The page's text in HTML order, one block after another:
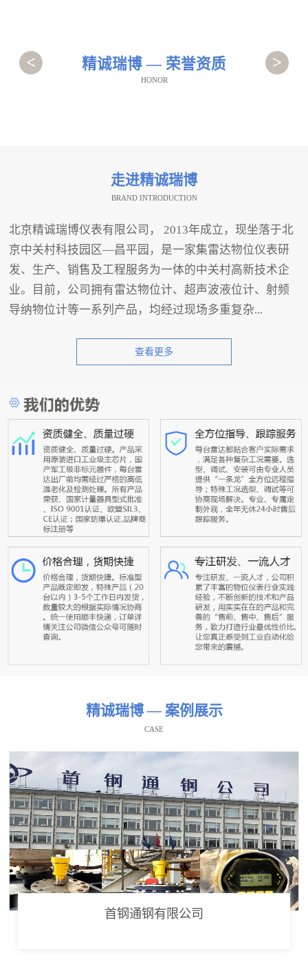
精诚瑞博 — 荣誉资质
HONOR
< >
走进精诚瑞博
BRAND INTRODUCTION
北京精诚瑞博仪表有限公司， 2013年成立，现坐落于北
京中关村科技园区—昌平园，是一家集雷达物位仪表研
发、生产、销售及工程服务为一体的中关村高新技术企
业。目前，公司拥有雷达物位计、超声波液位计、射频
导纳物位计等一系列产品，均经过现场多重复杂...
查看更多
精诚瑞博 — 案例展示
CASE
首钢通钢有限公司